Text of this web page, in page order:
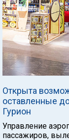
Открыта
оставленные
Гурион
Управление
пассажиров,